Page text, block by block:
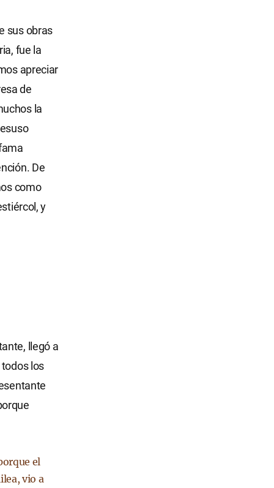
sus obras
fue la
apreciar
de
la
De
como
y
llegó a
los
el
vio a